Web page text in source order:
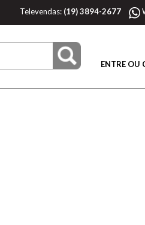
Televendas: (19) 3894-2677
ENTRE OU